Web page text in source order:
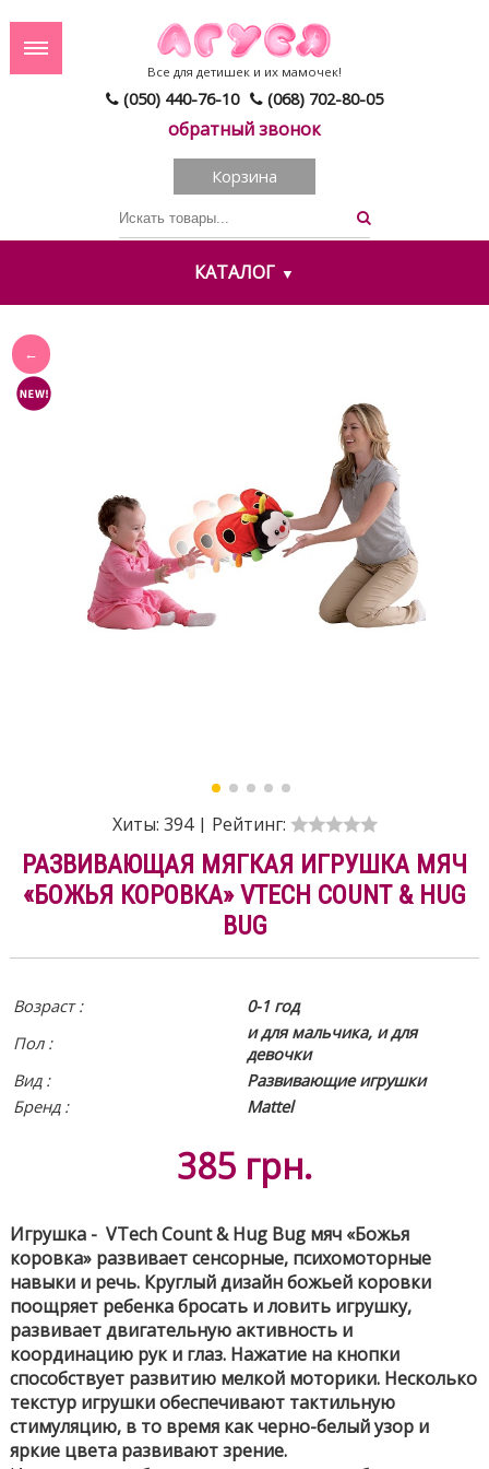
(050) 440-76-10 (068) 702-80-05
обратный звонок
Все для детишек и их мамочек!
Корзина
КАТАЛОГ
Хиты: 394 | Рейтинг:
РАЗВИВАЮЩАЯ МЯГКАЯ ИГРУШКА МЯЧ
«БОЖЬЯ КОРОВКА» VTECH COUNT & HUG
BUG
Возраст :
0-1 год
Пол :
и для мальчика, и для
девочки
Вид :
Развивающие игрушки
Бренд :
Mattel
385 грн.
Игрушка - VTech Count & Hug Bug мяч «Божья
коровка» развивает сенсорные, психомоторные
навыки и речь. Круглый дизайн божьей коровки
поощряет ребенка бросать и ловить игрушку,
развивает двигательную активность и
координацию рук и глаз. Нажатие на кнопки
способствует развитию мелкой моторики. Несколько
текстур игрушки обеспечивают тактильную
стимуляцию, в то время как черно-белый узор и
яркие цвета развивают зрение.